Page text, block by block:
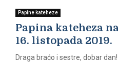
Papine kateheze
Papina kateheza
16. listopada 2019.
Draga braćo i sestre, dobar